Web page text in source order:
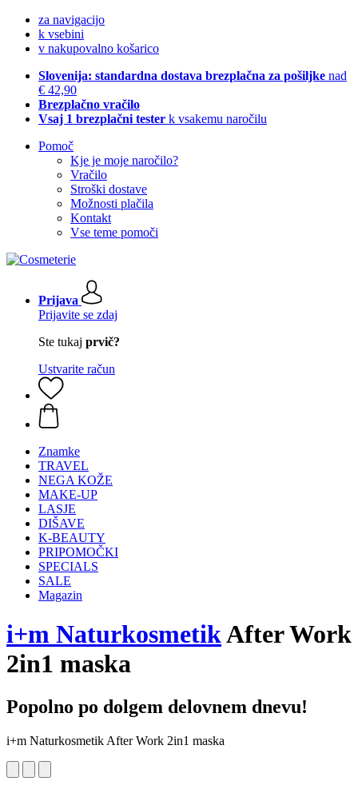
za navigacijo
k vsebini
v nakupovalno košarico
Slovenija: standardna dostava brezplačna za pošiljke nad
€ 42,90
Brezplačno vračilo
Vsaj 1 brezplačni tester k vsakemu naročilu
Pomoč
Kje je moje naročilo?
Vračilo
Stroški dostave
Možnosti plačila
Kontakt
Vse teme pomoči
Prijava
Prijavite se zdaj
Ste tukaj prvič?
Ustvarite račun
Znamke
TRAVEL
NEGA KOŽE
MAKE-UP
LASJE
DIŠAVE
K-BEAUTY
PRIPOMOČKI
SPECIALS
SALE
Magazin
i+m NaturkosmetikAfter Work
2in1 maska
Popolno po dolgem delovnem dnevu!
i+m Naturkosmetik After Work 2in1 maska